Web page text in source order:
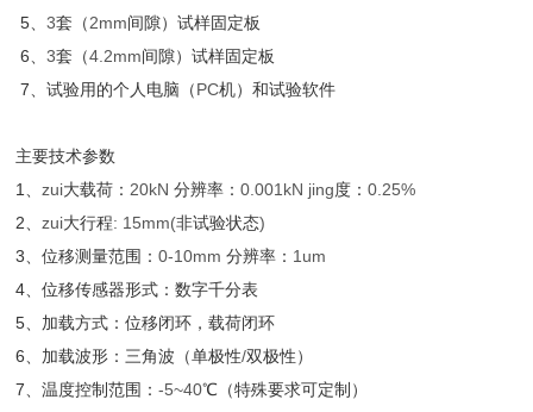
5 、3套（2mm间隙）试样固定板
6 、3套（4.2mm间隙）试样固定板
7 、试验用的个人电脑（PC机）和试验软件
主要技术参数
1
、zui大载荷： 20kN分辨率：0.001kN jing度：0.25%
2 、zui大行程: 15mm(非试验状态)
3 、位移测量范围：0-10mm分辨率： 1um
4 、位移传感器形式：数字千分表
5 、加载方式：位移闭环，载荷闭环
6 、加载波形：三角波（单极性/双极性）
7 、温度控制范围：-5~40℃（特殊要求可定制）